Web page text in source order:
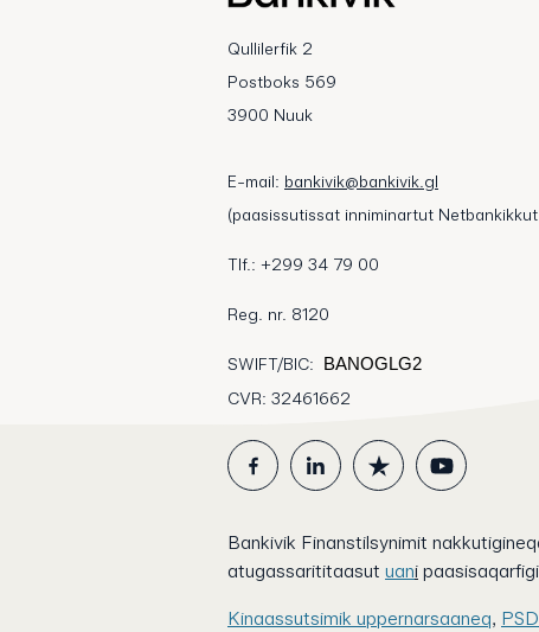
Qullilerfik 2
Postboks 569
3900 Nuuk
E-mail: bankivik@bankivik.gl
(paasissutissat inniminartut
Tlf.: +299 34 79 00
Reg. nr. 8120
SWIFT/BIC:
BANOGLG2
CVR: 32461662
Bankivik Finanstilsynimit
atugassarititaasut uani
Kinaassutsimik uppernarsaaneq,